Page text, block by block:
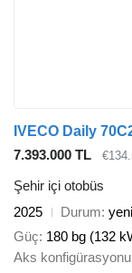
IVECO Daily
7.393.000 TL
Şehir içi otobüs
2025
Durum yeni
Güç 180 bg (132
Aks konfigürasyonu